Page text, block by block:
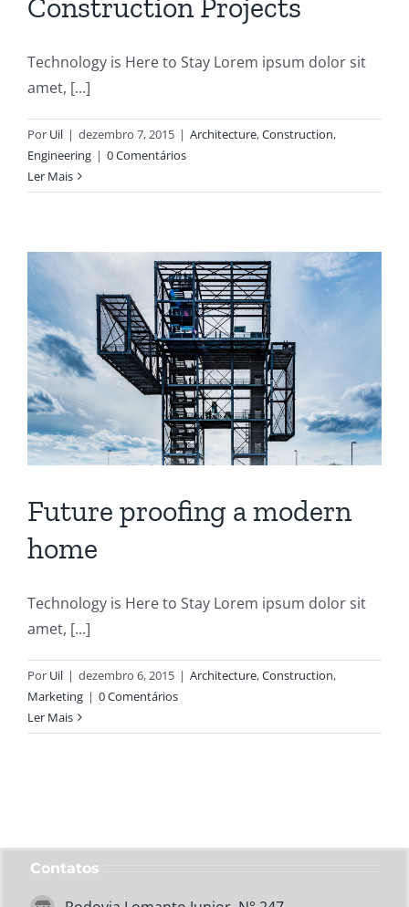
Construction Projects
Technology is Here to Stay Lorem ipsum dolor sit
amet, [...]
Por Uil | dezembro 7, 2015 | Architecture,Construction,
Engineering | 0 Comentários
Ler Mais
Future proofing a modern
home
Technology is Here to Stay Lorem ipsum dolor sit
amet, [...]
Por Uil | dezembro 6, 2015 | Architecture,Construction,
Marketing | 0 Comentários
Ler Mais
Contatos